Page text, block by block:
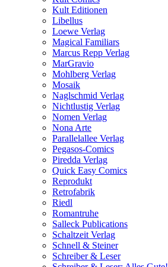
Kult Editionen
Libellus
Loewe Verlag
Magical Familiars
Marcus Repp Verlag
MarGravio
Mohlberg Verlag
Mosaik
Naglschmid Verlag
Nichtlustig Verlag
Nomen Verlag
Nona Arte
Parallelallee Verlag
Pegasos-Comics
Piredda Verlag
Quick Easy Comics
Reprodukt
Retrofabrik
Riedl
Romantruhe
Salleck Publications
Schaltzeit Verlag
Schnell & Steiner
Schreiber & Leser